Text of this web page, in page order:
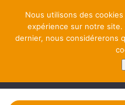
Nous utilisons des
expérience sur notre site.
dernier, nous considérerons